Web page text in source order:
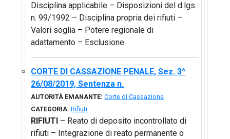
Disciplina applicabile – Disposizioni del d.lgs.
n. 99/1992 – Disciplina propria dei rifiuti –
Valori soglia – Potere regionale di
adattamento – Esclusione.
CORTE DI CASSAZIONE PENALE, Sez. 3^
26/08/2019, Sentenza n.
AUTORITÀ EMANANTE: Corte di Cassazione
CATEGORIA: Rifiuti
RIFIUTI – Reato di deposito incontrollato di
rifiuti – Integrazione di reato permanente o